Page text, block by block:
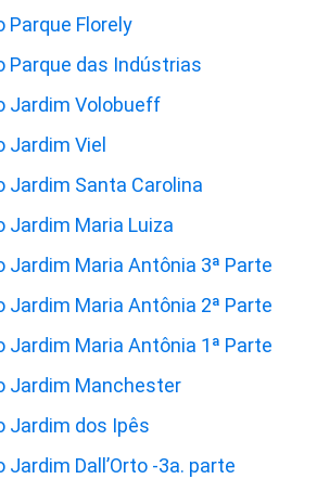
Parque Florely
Parque das Indústrias
Jardim Volobueff
Jardim Viel
Jardim Santa Carolina
Jardim Maria Luiza
Jardim Maria Antônia 3ª Parte
Jardim Maria Antônia 2ª Parte
Jardim Maria Antônia 1ª Parte
Jardim Manchester
Jardim dos Ipês
Jardim Dall’Orto -3a. parte